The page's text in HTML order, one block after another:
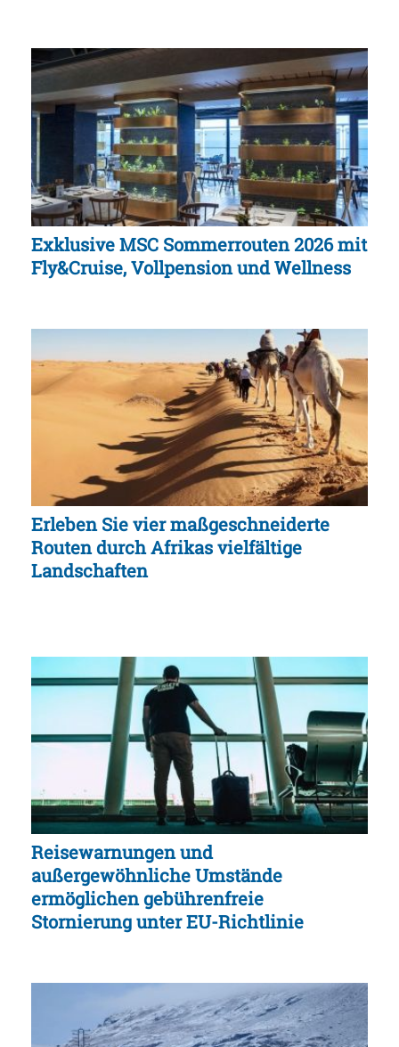
Exklusive MSC Sommerrouten 2026 mit
Fly&Cruise, Vollpension und Wellness
Erleben Sie vier maßgeschneiderte
Routen durch Afrikas vielfältige
Landschaften
Reisewarnungen und
außergewöhnliche Umstände
ermöglichen gebührenfreie
Stornierung unter EU-Richtlinie